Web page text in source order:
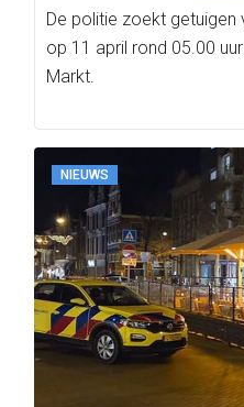
De politie zoekt getuigen
op 11 april rond 05.00
Markt.
NIEUWS